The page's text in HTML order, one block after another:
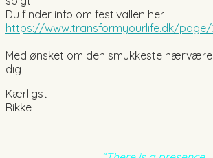
Du finder info om festivallen her
https://www.transformyourlife.dk/page/
Med ønsket om den smukkeste
dig
Kærligst
Rikke